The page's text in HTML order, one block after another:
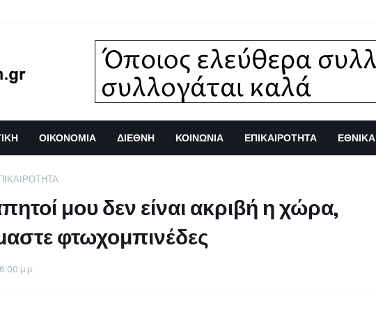
ΟΙΚΟΝΟΜΙΑ ΔΙΕΘΝΗ ΚΟΙΝΩΝΙΑ ΕΠΙΚΑΙΡΟΤΗΤΑ ΕΘΝΙΚΑ
μου δεν είναι ακριβή η χώρα,
φτωχομπινέδες
μ.μ.